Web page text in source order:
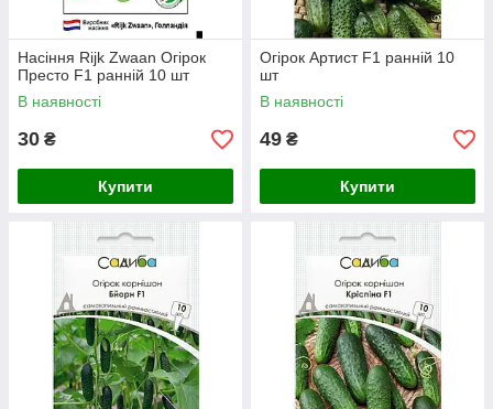
Насіння Rijk Zwaan Огірок
Престо F1 ранній 10 шт
В наявності
30 ₴
Купити
Огірок Артист F1 ранній 10
шт
В наявності
49 ₴
Купити